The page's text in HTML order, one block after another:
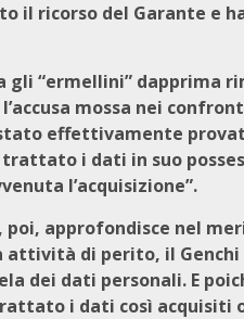
il ricorso del Garante e
gli “ermellini” dapprima
mossa nei
effettivamente
trattato i dati in suo
l’acquisizione”.
poi, approfondisce nel
attività di perito, il
dei dati personali. E
i dati così acquisiti